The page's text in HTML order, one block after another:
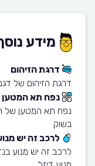
מידע
דרגת הזיהום
דרגת הזיהום של דגם זה
נפח תא המטען
בשוק
לרכב זה יש
לרכב זה יש מנוע